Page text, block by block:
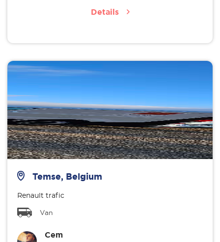
Details
Temse, Belgium
Renault trafic
Van
Cem